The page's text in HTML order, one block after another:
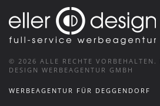
© 2026 ALLE RECHTE VORBEHALTEN.
DESIGN WERBEAGENTUR GMBH
WERBEAGENTUR FÜR DEGGENDORF